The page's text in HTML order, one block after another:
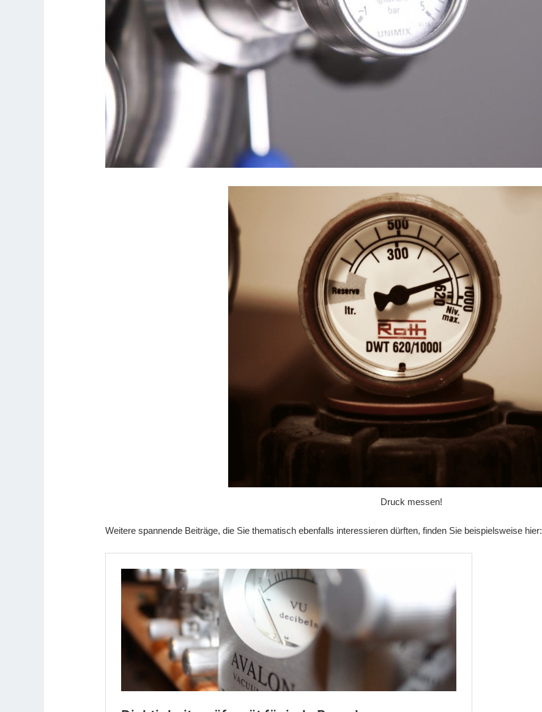
Druck messen!
Weitere spannende Beiträge, die Sie thematisch ebenfalls interessieren dürften, finden Sie beispielsweise hier: